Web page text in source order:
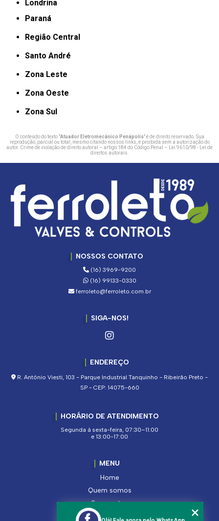
Londrina
Paraná
Região Central
Santo André
Zona Leste
Zona Oeste
Zona Sul
O conteúdo do texto "Atuador Eletromecânico Penápolis" é de direito reservado. Sua
reprodução, parcial ou total, mesmo citando nossos links, é proibida sem a autorização do
autor. Crime de violação de direito autoral – artigo 184 do Código Penal –
Lei 9610/98 - Lei de
direitos autorais
NOSSOS CONTATO
(16) 3969-9200
(16) 99133-0330
ferroleto@ferroleto.com.br
SIGA-NOS!
ENDEREÇO
R. Antônio Viesti, 103 - Parque Industrial Tanquinho - Ribeirão Preto -
SP - CEP: 14075-660
HORÁRIO DE ATENDIMENTO
Segunda à sexta-feira, 07:30–11:00
e 13:00-17:00
MENU
Home
Quem somos
Segmentos
Serviços